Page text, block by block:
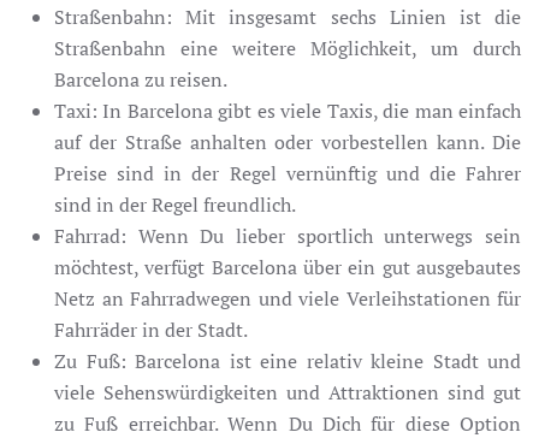
Straßenbahn: Mit insgesamt sechs Linien ist die
Straßenbahn eine weitere Möglichkeit, um durch
Barcelona zu reisen.
Taxi: In Barcelona gibt es viele Taxis, die man einfach
auf der Straße anhalten oder vorbestellen kann. Die
Preise sind in der Regel vernünftig und die Fahrer
sind in der Regel freundlich.
Fahrrad: Wenn Du lieber sportlich unterwegs sein
möchtest, verfügt Barcelona über ein gut ausgebautes
Netz an Fahrradwegen und viele Verleihstationen für
Fahrräder in der Stadt.
Zu Fuß: Barcelona ist eine relativ kleine Stadt und
viele Sehenswürdigkeiten und Attraktionen sind gut
zu Fuß erreichbar. Wenn Du Dich für diese Option